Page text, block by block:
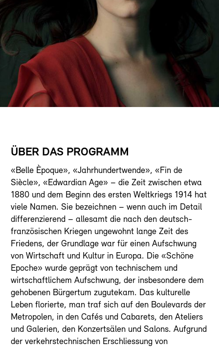
SPENDEN
EN
ÜBER DAS PROGRAMM
«Belle Èpoque», «Jahrhundertwende», «Fin de
Siècle», «Edwardian Age» – die Zeit zwischen etwa
1880 und dem Beginn des ersten Weltkriegs 1914 hat
viele Namen. Sie bezeichnen – wenn auch im Detail
differenzierend – allesamt die nach den deutsch-
französischen Kriegen ungewohnt lange Zeit des
Friedens, der Grundlage war für einen Aufschwung
von Wirtschaft und Kultur in Europa. Die «Schöne
Epoche» wurde geprägt von technischem und
wirtschaftlichem Aufschwung, der insbesondere dem
gehobenen Bürgertum zugutekam. Das kulturelle
Leben florierte, man traf sich auf den Boulevards der
Metropolen, in den Cafés und Cabarets, den Ateliers
und Galerien, den Konzertsälen und Salons. Aufgrund
der verkehrstechnischen Erschliessung von